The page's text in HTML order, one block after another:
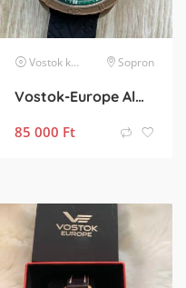
Vostok karóra Sopron
Vostok-Europe Almaz Space Station
85 000 Ft